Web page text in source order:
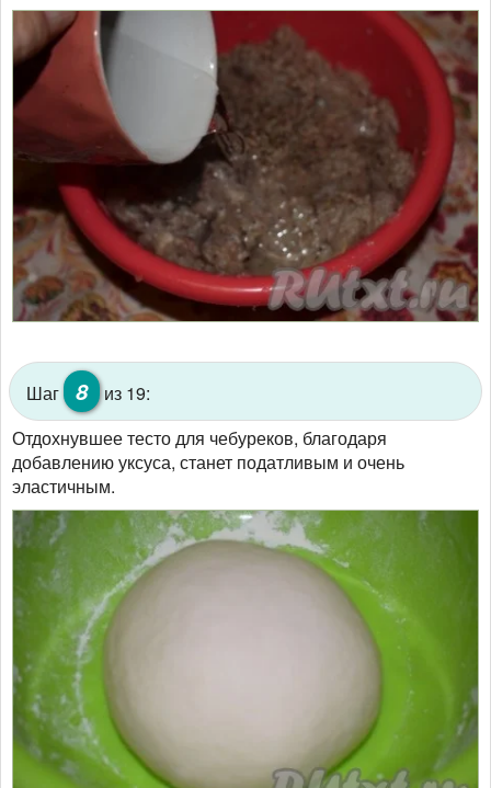
Шаг 8
из 19:
Отдохнувшее тесто для чебуреков, благодаря
добавлению уксуса, станет податливым и очень
эластичным.